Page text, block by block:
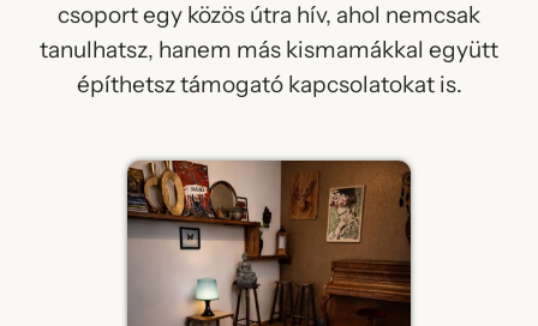
csoport egy közös útra hív, ahol nemcsak
tanulhatsz, hanem más kismamákkal együtt
építhetsz támogató kapcsolatokat is.